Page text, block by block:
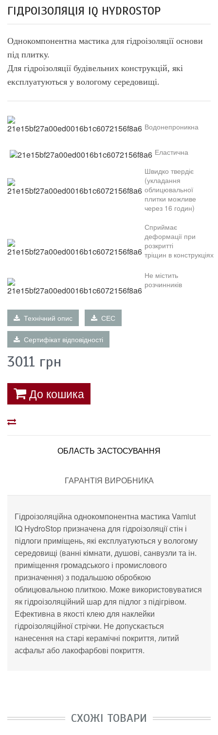
ГІДРОІЗОЛЯЦІЯ IQ HYDROSTOP
Однокомпонентна мастика для гідроізоляції основи
під плитку.
Для гідроізоляції будівельних конструкцій, які
експлуатуються у вологому середовищі.
Водонепроникна
Еластична
Швидко твердіє
(укладання
облицювальної
плитки можливе
через 16 годин)
Сприймає
деформації при
розкритті
тріщин в конструкціях
Не містить
розчинників
Технічний опис СЕС
Сертифікат відповідності
3011 грн
До кошика
ОБЛАСТЬ ЗАСТОСУВАННЯ
ГАРАНТІЯ ВИРОБНИКА
Гідроізоляційна однокомпонентна мастика Vamiut
IQ HydroStop призначена для гідроізоляції стін і
підлоги приміщень, які експлуатуються у вологому
середовищі (ванні кімнати, душові, санвузли та ін.
приміщення громадського і промислового
призначення) з подальшою обробкою
облицювальною плиткою. Може використовуватися
як гідроізоляційний шар для підлог з підігрівом.
Ефективна в якості клею для наклейки
гідроізоляційної стрічки. Недопускається
нанесення настарі керамічні покриття, литий
асфальт або лакофарбові покриття.
СХОЖІ ТОВАРИ